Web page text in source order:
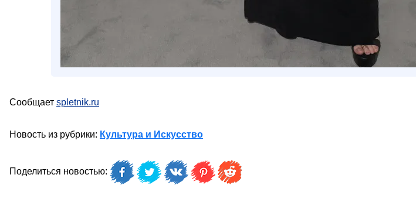
Сообщает spletnik.ru
Новость из рубрики: Культура и Искусство
Поделиться новостью: